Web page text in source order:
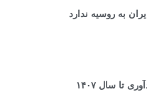
به روسیه ندارد
تا سال ۱۴۰۷